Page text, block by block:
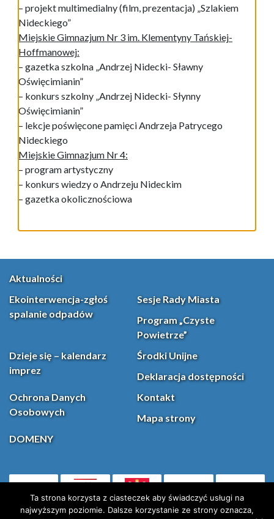
– projekt multimedialny (film, prezentacja) „Szlakiem
Nideckiego”
Miejskie Gimnazjum Nr 3 im. Klementyny Tańskiej-
Hoffmanowej:
– gazetka szkolna „Andrzej Nidecki- Sławny
Oświęcimianin”
– konkurs szkolny „Andrzej Nidecki- Słynny
Oświęcimianin”
– lekcje poświęcone pamięci Andrzeja Patrycego
Nideckiego
Miejskie Gimnazjum Nr 4:
– program artystyczny
– konkurs wiedzy o Andrzeju Nideckim
– gazetka okolicznościowa
Aktualności
Ekointerwencja-zgłoś
spalanie odpadów
Sesje Rady Miasta
Program „Czyste
Powietrze”
Dzieje się – kalendarz
imprez
Środki Unijne
Deklaracja dostępności
Ochrona Danych
Osobowych
Kontakt
Mapa strony
DOMENY
(otwiera się w nowej karcie)Facebook
Ta strona korzysta z ciasteczek aby świadczyć usługi na
najwyższym poziomie. Dalsze korzystanie ze strony oznacza,